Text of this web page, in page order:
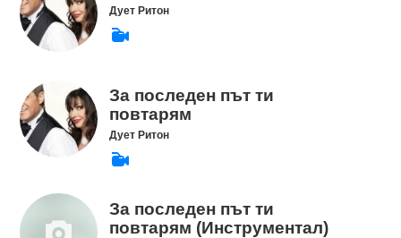
Дует Ритон
За последен път ти
повтарям
Дует Ритон
За последен път ти
повтарям (Инструментал)